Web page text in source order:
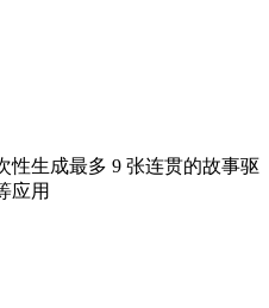
性生成最多 9 张连贯的故事驱
应用